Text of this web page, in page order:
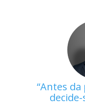
Antes